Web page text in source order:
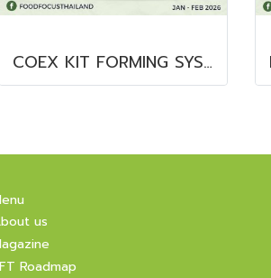
COEX KIT FORMING SYSTEM
us
Roadmap